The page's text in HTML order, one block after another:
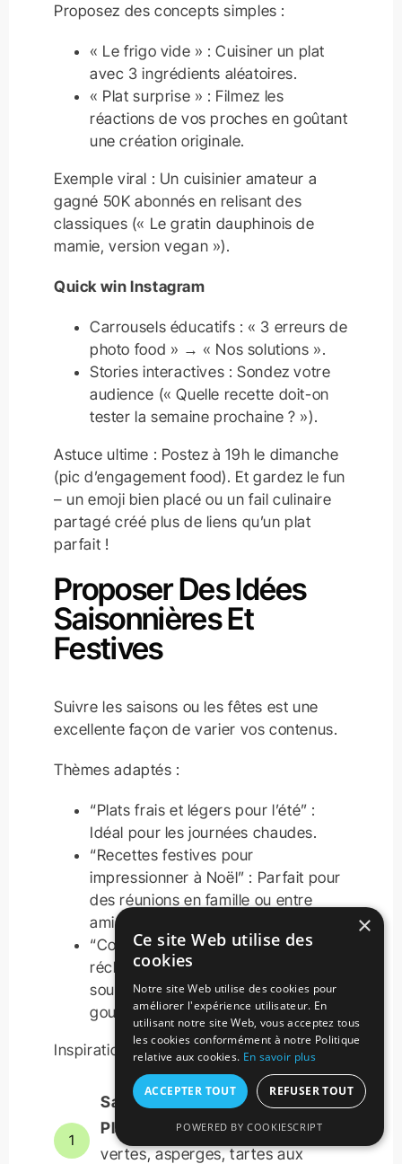
Proposez des concepts simples :
« Le frigo vide » : Cuisiner un plat
avec 3 ingrédients aléatoires.
« Plat surprise » : Filmez les
réactions de vos proches en goûtant
une création originale.
Exemple viral : Un cuisinier amateur a
gagné 50K abonnés en relisant des
classiques (« Le gratin dauphinois de
mamie, version vegan »).
Quick win Instagram
Carrousels éducatifs : « 3 erreurs de
photo food » → « Nos solutions ».
Stories interactives : Sondez votre
audience (« Quelle recette doit-on
tester la semaine prochaine ? »).
Astuce ultime : Postez à 19h le dimanche
(pic d’engagement food). Et gardez le fun
– un emoji bien placé ou un fail culinaire
partagé créé plus de liens qu’un plat
parfait !
Proposer Des Idées
Saisonnières Et
Festives
Suivre les saisons ou les fêtes est une
excellente façon de varier vos contenus.
Thèmes adaptés :
“Plats frais et légers pour l’été” :
Idéal pour les journées chaudes.
“Recettes festives pour
impressionner à Noël” : Parfait pour
des réunions en famille ou entre
amis.
“Comfort food : 5 idées pour se
réchauffer cet hiver” : Parlez de
soupes, de ragoûts, ou de desserts
gourmands.
Inspirations par saison :
1
Saison :Printemps
Plats et recettes :Salades
vertes, asperges,tartes aux
×
Ce site Web utilise des
cookies
Notre site Web utilise des cookies pour
améliorer l'expérience utilisateur. En
utilisant notre site Web, vous acceptez tous
les cookies conformément à notre Politique
relative aux cookies. En savoir plus
ACCEPTER TOUT REFUSER TOUT
POWERED BY COOKIESCRIPT